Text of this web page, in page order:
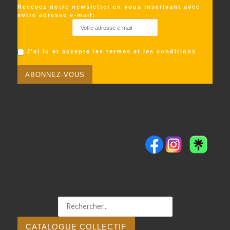
Recevez notre newsletter en vous inscrivant avec
votre adresse e-mail:
J'ai lu et accepte les termes et les conditions
CATALOGUE COLLECTIF